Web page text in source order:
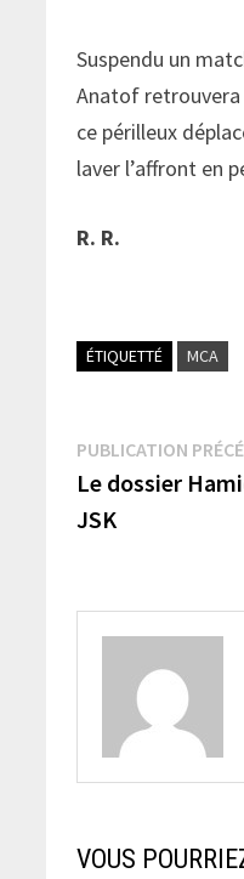
Suspendu un
Anatof retrouvera
ce périlleux
laver l’affront en
R. R.
ÉTIQUETTÉ MCA
Navigation
de
PUBLICATION
Le dossier
JSK
VOUS